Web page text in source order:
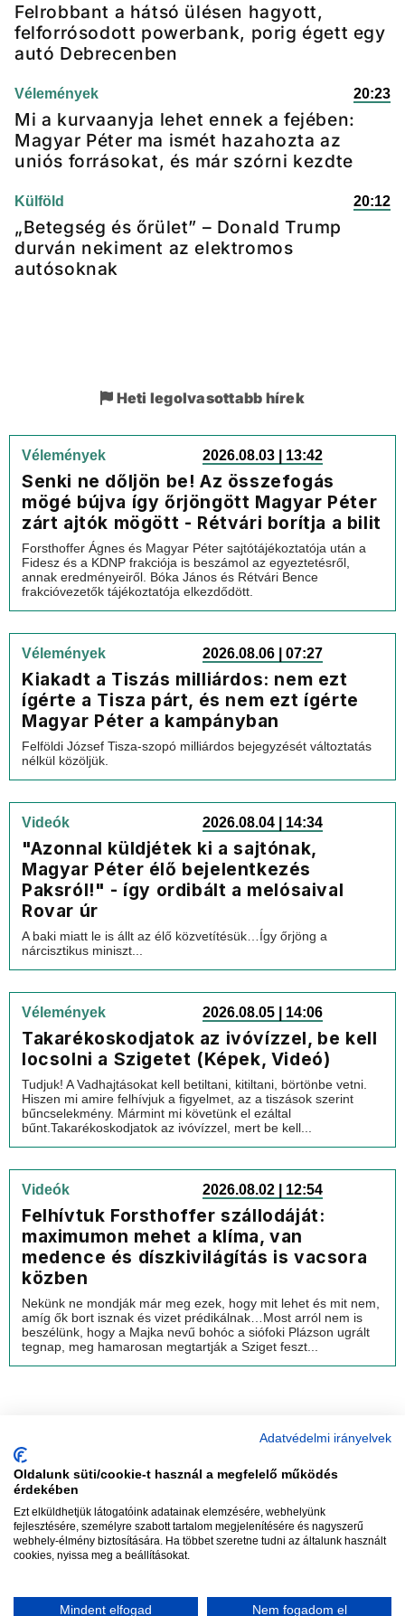
Felrobbant a hátsó ülésen hagyott,
felforrósodott powerbank, porig égett egy
autó Debrecenben
Vélemények 20:23
Mi a kurvaanyja lehet ennek a fejében:
Magyar Péter ma ismét hazahozta az
uniós forrásokat, és már szórni kezdte
Külföld 20:12
„Betegség és őrület” – Donald Trump
durván nekiment az elektromos
autósoknak
Heti legolvasottabb hírek
Vélemények 2026.08.03 | 13:42
Senki ne dőljön be! Az összefogás
mögé bújva így őrjöngött Magyar Péter
zárt ajtók mögött - Rétvári borítja a bilit
Forsthoffer Ágnes és Magyar Péter sajtótájékoztatója után a
Fidesz és a KDNP frakciója is beszámol az egyeztetésről,
annak eredményeiről. Bóka János és Rétvári Bence
frakcióvezetők tájékoztatója elkezdődött.
Vélemények 2026.08.06 | 07:27
Kiakadt a Tiszás milliárdos: nem ezt
ígérte a Tisza párt, és nem ezt ígérte
Magyar Péter a kampányban
Felföldi József Tisza-szopó milliárdos bejegyzését változtatás
nélkül közöljük.
Videók 2026.08.04 | 14:34
"Azonnal küldjétek ki a sajtónak,
Magyar Péter élő bejelentkezés
Paksról!" - így ordibált a melósaival
Rovar úr
A baki miatt le is állt az élő közvetítésük…Így őrjöng a
nárcisztikus miniszt...
Vélemények 2026.08.05 | 14:06
Takarékoskodjatok az ivóvízzel, be kell
locsolni a Szigetet (Képek, Videó)
Tudjuk! A Vadhajtásokat kell betiltani, kitiltani, börtönbe vetni.
Hiszen mi amire felhívjuk a figyelmet, az a tiszások szerint
bűncselekmény. Mármint mi követünk el ezáltal
bűnt.Takarékoskodjatok az ivóvízzel, mert be kell...
Videók 2026.08.02 | 12:54
Felhívtuk Forsthoffer szállodáját:
maximumon mehet a klíma, van
medence és díszkivilágítás is vacsora
közben
Nekünk ne mondják már meg ezek, hogy mit lehet és mit nem,
amíg ők bort isznak és vizet prédikálnak…Most arról nem is
beszélünk, hogy a Majka nevű bohóc a siófoki Plázson ugrált
tegnap, meg hamarosan megtartják a Sziget feszt...
Szerkesztőség:szerk@vadhajtasok.hu
Modi:moderator@vadhajtasok.hu
AdatvédelemImpresszumSzerzői jogok
Adatvédelmi irányelvek
Oldalunk süti/cookie-t használ a megfelelő működés
érdekében
Ezt elküldhetjük látogatóink adatainak elemzésére, webhelyünk
fejlesztésére, személyre szabott tartalom megjelenítésére és nagyszerű
webhely-élmény biztosítására. Ha többet szeretne tudni az általunk használt
cookies, nyissa meg a beállításokat.
Mindent elfogad Nem fogadom el